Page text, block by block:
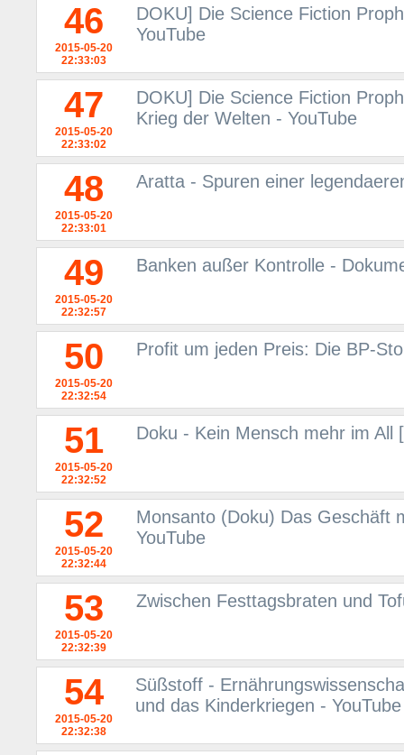
46
2015-05-20
22:33:03
DOKU] Die Science Fiction
YouTube
47
2015-05-20
22:33:02
DOKU] Die Science Fiction
Krieg der Welten - YouTube
48
2015-05-20
22:33:01
Aratta - Spuren einer
49
2015-05-20
22:32:57
Banken außer Kontrolle -
50
2015-05-20
22:32:54
Profit um jeden Preis: Die BP-
51
2015-05-20
22:32:52
Doku - Kein Mensch mehr im All
52
2015-05-20
22:32:44
Monsanto (Doku) Das Geschäft
YouTube
53
2015-05-20
22:32:39
Zwischen Festtagsbraten und
54
2015-05-20
22:32:38
Süßstoff -
und das Kinderkriegen - YouTube